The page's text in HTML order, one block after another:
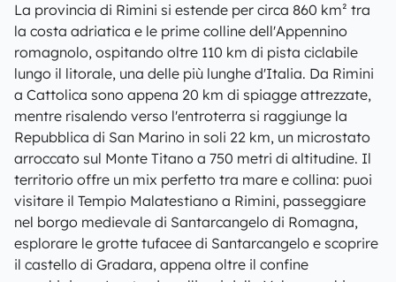
La provincia di Rimini si estende per circa 860 km² tra
la costa adriatica e le prime colline dell'Appennino
romagnolo, ospitando oltre 110 km di pista ciclabile
lungo il litorale, una delle più lunghe d'Italia. Da Rimini
a Cattolica sono appena 20 km di spiagge attrezzate,
mentre risalendo verso l'entroterra si raggiunge la
Repubblica di San Marino in soli 22 km, un microstato
arroccato sul Monte Titano a 750 metri di altitudine. Il
territorio offre un mix perfetto tra mare e collina: puoi
visitare il Tempio Malatestiano a Rimini, passeggiare
nel borgo medievale di Santarcangelo di Romagna,
esplorare le grotte tufacee di Santarcangelo e scoprire
il castello di Gradara, appena oltre il confine